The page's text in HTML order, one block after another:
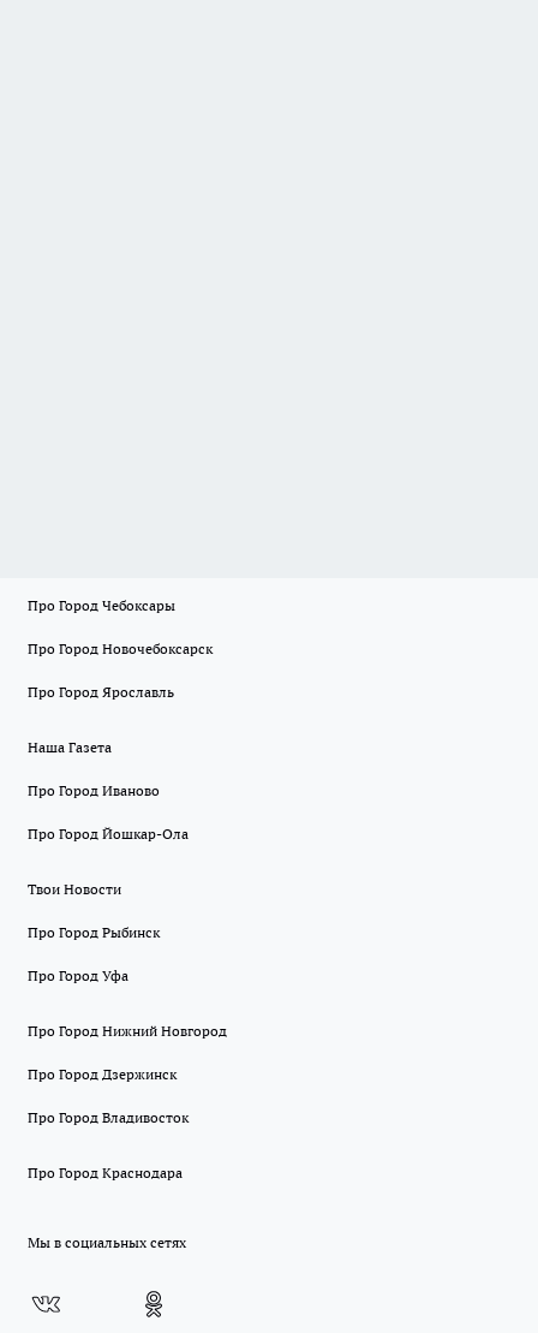
Про Город Чебоксары
Про Город Новочебоксарск
Про Город Ярославль
Наша Газета
Про Город Иваново
Про Город Йошкар-Ола
Твои Новости
Про Город Рыбинск
Про Город Уфа
Про Город Нижний Новгород
Про Город Дзержинск
Про Город Владивосток
Про Город Краснодара
Мы в социальных сетях